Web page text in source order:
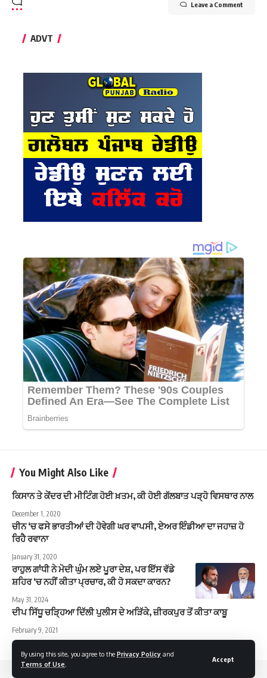
By using this site, you agree to the Privacy Policy and
Terms of Use
Accept
Leave a Comment
ADVT
You Might Also Like
ਕਿਸਾਨ ਤੇ ਕੇਂਦਰ ਦੀ ਮੀਟਿੰਗ ਹੋਈ ਖ਼ਤਮ, ਕੀ ਹੋਈ ਗੱਲਬਾਤ ਪੜ੍ਹੋ ਵਿਸਥਾਰ ਨਾਲ
December 1, 2020
ਚੀਨ ‘ਚ ਫਸੇ ਭਾਰਤੀਆਂ ਦੀ ਹੋਵੇਗੀ ਘਰ ਵਾਪਸੀ, ਏਅਰ ਇੰਡੀਆ ਦਾ ਜਹਾਜ਼ ਹੋ
ਰਿਹੈ ਰਵਾਨਾ
January 31, 2020
ਰਾਹੁਲ ਗਾਂਧੀ ਨੇ ਮੋਦੀ ਘੁੰਮ ਲਏ ਪੂਰਾ ਦੇਸ਼, ਪਰ ਇੱਸ ਵੱਡੇ
ਸ਼ਹਿਰ ‘ਚ ਨਹੀਂ ਕੀਤਾ ਪ੍ਰਚਾਰ, ਕੀ ਹੋ ਸਕਦਾ ਕਾਰਨ?
May 31, 2024
ਦੀਪ ਸਿੱਧੂ ਚੜ੍ਹਿਆ ਦਿੱਲੀ ਪੁਲੀਸ ਦੇ ਅੜਿੱਕੇ, ਜ਼ੀਰਕਪੁਰ ਤੋਂ ਕੀਤਾ ਕਾਬੂ
February 9, 2021